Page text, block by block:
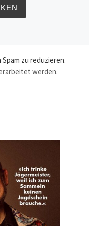
zu reduzieren.
werden.